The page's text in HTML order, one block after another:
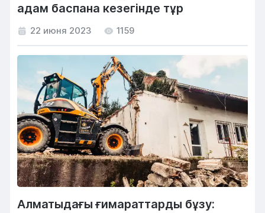
адам баспана кезегінде тұр
22 июня 2023 1159
Алматыдағы ғимараттарды бұзу: